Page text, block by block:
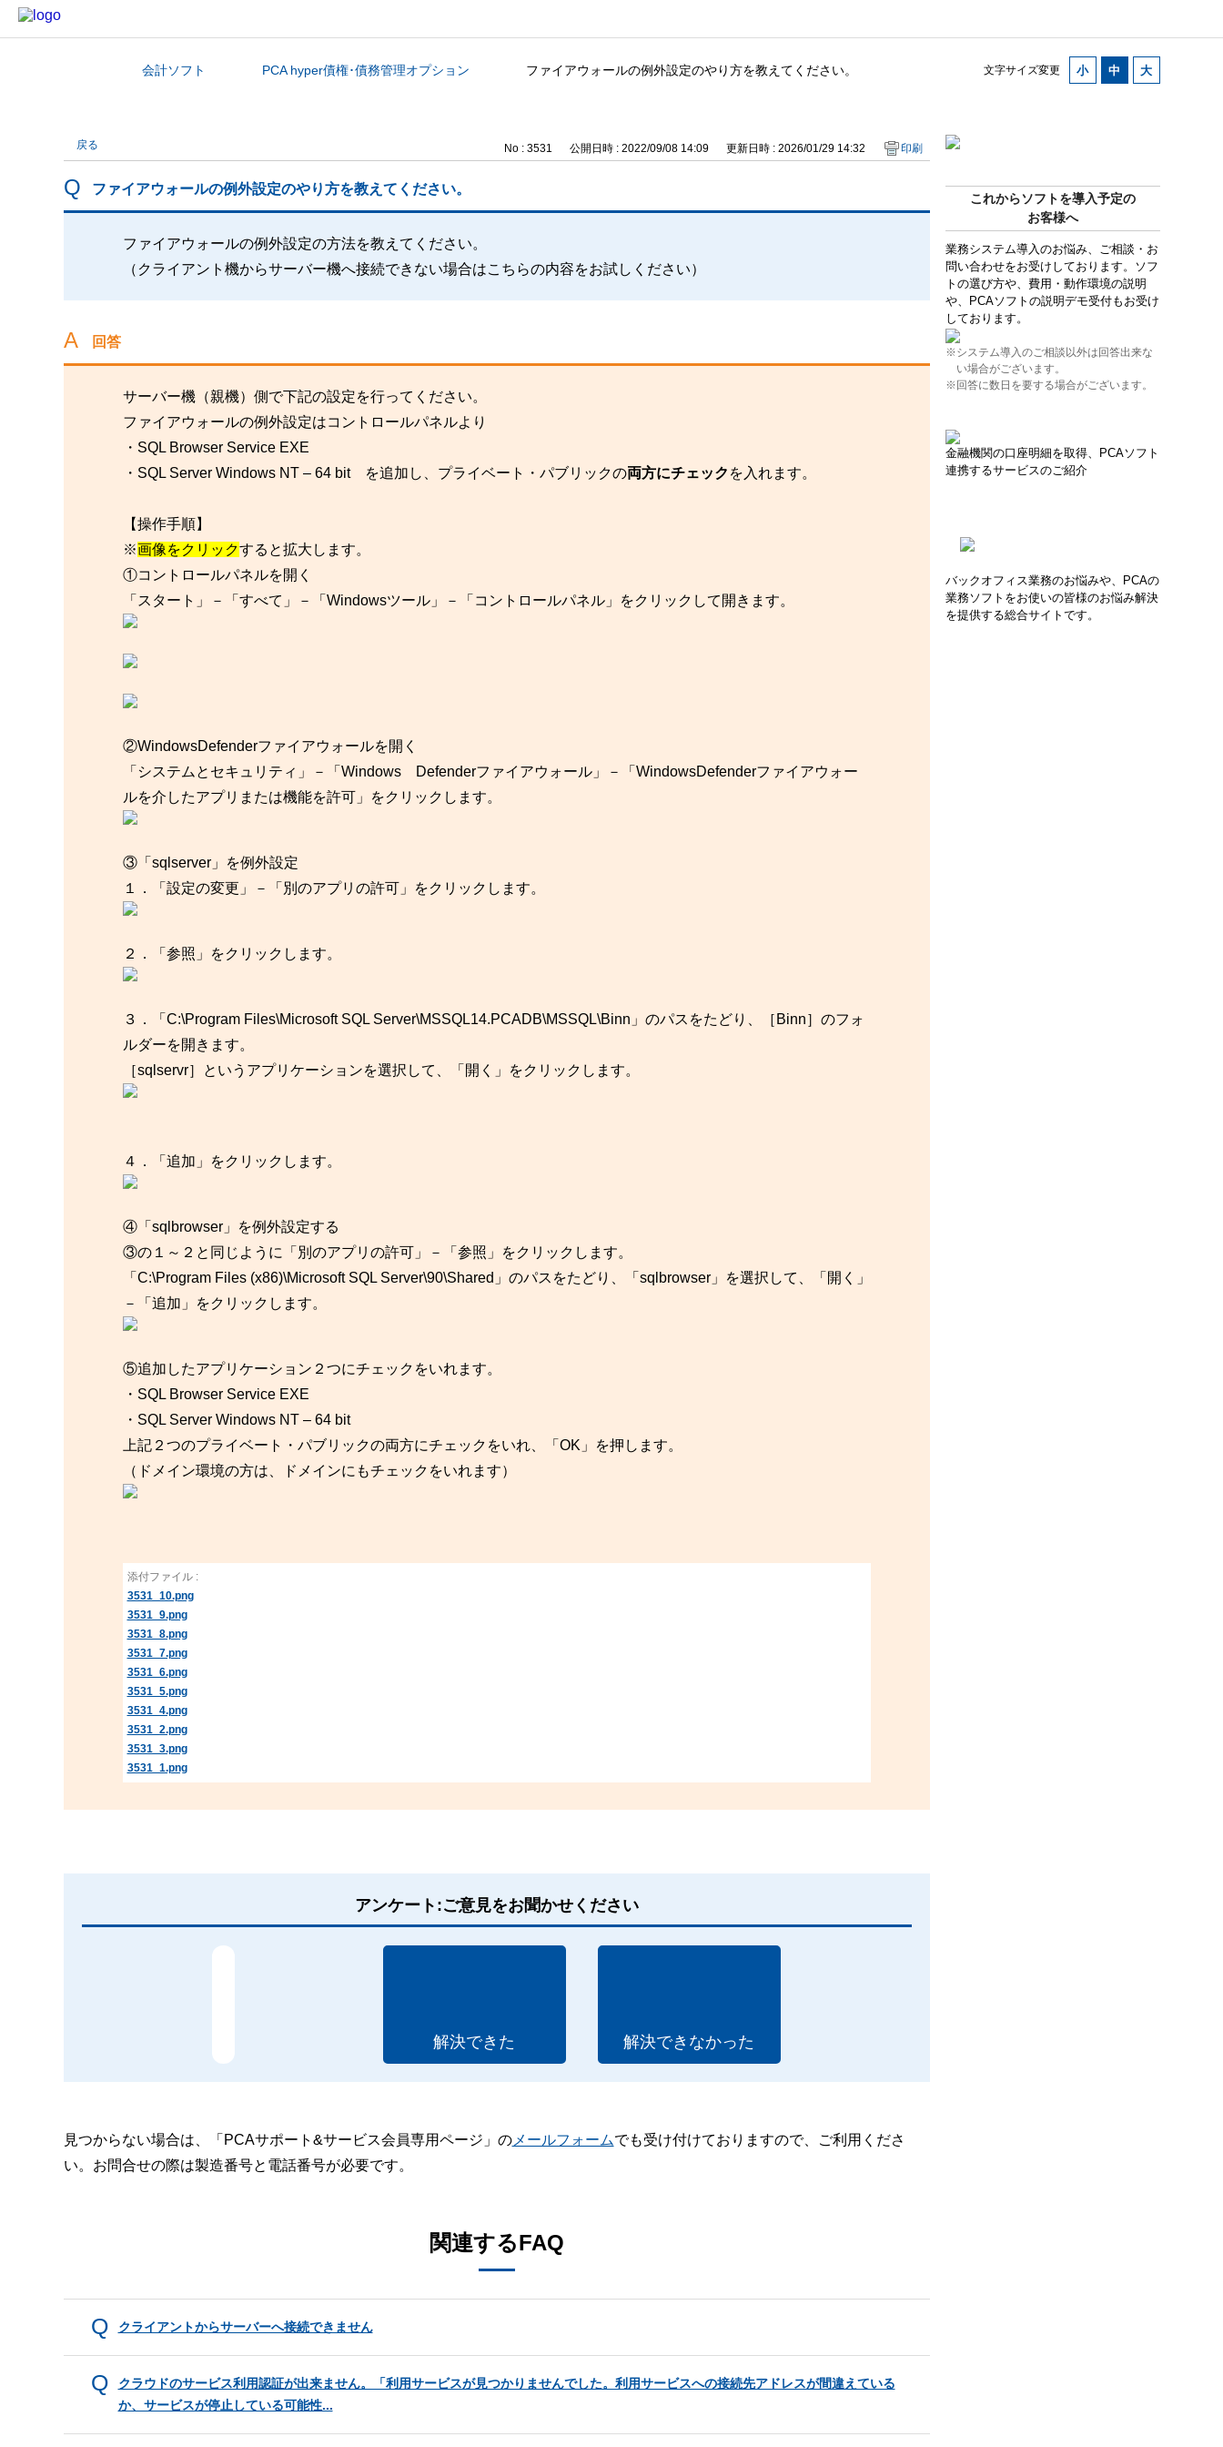
文字サイズ変更
カテゴリから探す
会計ソフト PCA hyper債権･債務管理オプション ファイアウォールの例外設定のやり方を教えてください。
これからソフトを導入予定の
お客様へ
業務システム導入のお悩み、ご相談・お
問い合わせをお受けしております。ソフ
トの選び方や、費用・動作環境の説明
や、PCAソフトの説明デモ受付もお受け
しております。
※システム導入のご相談以外は回答出来な
い場合がございます。
※回答に数日を要する場合がございます。
金融機関の口座明細を取得、PCAソフト
連携するサービスのご紹介
バックオフィス業務のお悩みや、PCAの
業務ソフトをお使いの皆様のお悩み解決
を提供する総合サイトです。
戻る No : 3531 公開日時 : 2022/09/08 14:09 更新日時 : 2026/01/29 14:32 印刷
ファイアウォールの例外設定のやり方を教えてください。
ファイアウォールの例外設定の方法を教えてください。
（クライアント機からサーバー機へ接続できない場合はこちらの内容をお試しください）
回答
サーバー機（親機）側で下記の設定を行ってください。
ファイアウォールの例外設定はコントロールパネルより
・SQL Browser Service EXE
・SQL Server Windows NT – 64 bit を追加し、プライベート・パブリックの両方にチェック を入れます。
【操作手順】
※画像をクリックすると拡大します。
①コントロールパネルを開く
「スタート」－「すべて」－「Windowsツール」－「コントロールパネル」をクリックして開きます。
②WindowsDefenderファイアウォールを開く
「システムとセキュリティ」－「Windows Defenderファイアウォール」－「WindowsDefenderファイアウォー
ルを介したアプリまたは機能を許可」をクリックします。
③「sqlserver」を例外設定
１．「設定の変更」－「別のアプリの許可」をクリックします。
２．「参照」をクリックします。
３．「C:\Program Files\Microsoft SQL Server\MSSQL14.PCADB\MSSQL\Binn」のパスをたどり、［Binn］のフォ
ルダーを開きます。
［sqlservr］というアプリケーションを選択して、「開く」をクリックします。
４．「追加」をクリックします。
④「sqlbrowser」を例外設定する
③の１～２と同じように「別のアプリの許可」－「参照」をクリックします。
「C:\Program Files (x86)\Microsoft SQL Server\90\Shared」のパスをたどり、「sqlbrowser」を選択して、「開く」
－「追加」をクリックします。
⑤追加したアプリケーション２つにチェックをいれます。
・SQL Browser Service EXE
・SQL Server Windows NT – 64 bit
上記２つのプライベート・パブリックの両方にチェックをいれ、「OK」を押します。
（ドメイン環境の方は、ドメインにもチェックをいれます）
添付ファイル :
3531_10.png
3531_9.png
3531_8.png
3531_7.png
3531_6.png
3531_5.png
3531_4.png
3531_2.png
3531_3.png
3531_1.png
アンケート:ご意見をお聞かせください
解決できた 解決できなかった
見つからない場合は、「PCAサポート&サービス会員専用ページ」のメールフォームでも受け付けておりますので、ご利用くださ
い。お問合せの際は製造番号と電話番号が必要です。
関連するFAQ
クライアントからサーバーへ接続できません
クラウドのサービス利用認証が出来ません。「利用サービスが見つかりませんでした。利用サービスへの接続先アドレスが間違えている
か、サービスが停止している可能性...